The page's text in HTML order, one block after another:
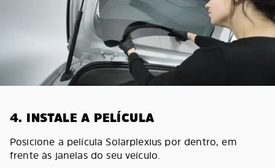
4. INSTALE A PELÍCULA
Posicione a película Solarplexius por dentro, em
frente às janelas do seu veículo.